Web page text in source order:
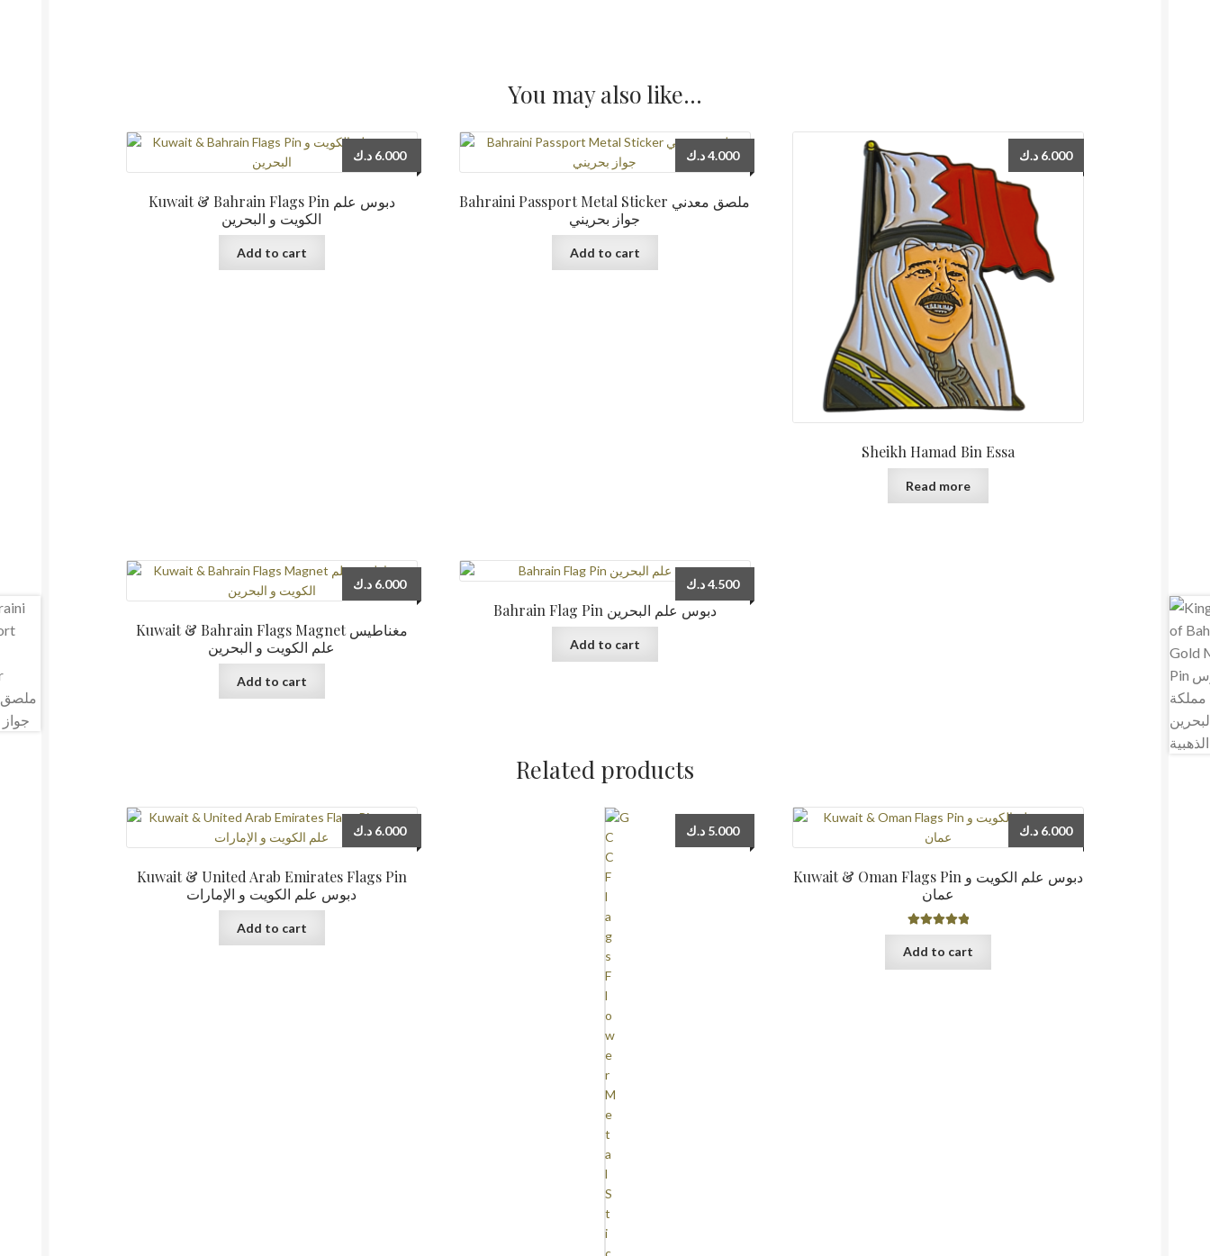
You may also like…
Kuwait & Bahrain Flags Pin دبوس علم
الكويت و البحرين
6.000 د.ك
Add to cart
Bahraini Passport Metal Sticker ملصق معدني
جواز بحريني
4.000د.ك
Add to cart
Sheikh Hamad Bin Essa
6.000 د.ك
Read more
Kuwait & Bahrain Flags Magnet مغناطيس
علم الكويت و البحرين
6.000 د.ك
Add to cart
Bahrain Flag Pin دبوس علم البحرين
4.500د.ك
Add to cart
Related products
Kuwait & United Arab Emirates Flags Pin
دبوس علم الكويت و الإمارات
6.000 د.ك
Add to cart
5.000 د.ك
Kuwait & Oman Flags Pin دبوس علم الكويت و
عمان
Rated5.00
out of 5
6.000 د.ك
Add to cart